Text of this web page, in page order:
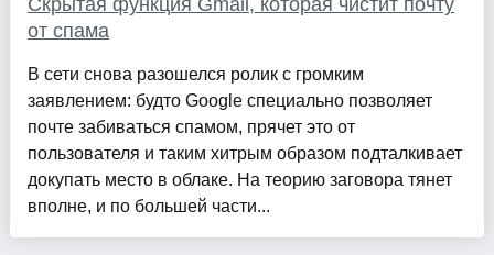
от спама
В сети снова разошелся ролик с громким
заявлением: будто Google специально позволяет
почте забиваться спамом, прячет это от
пользователя и таким хитрым образом подталкивает
докупать место в облаке. На теорию заговора тянет
вполне, и по большей части...